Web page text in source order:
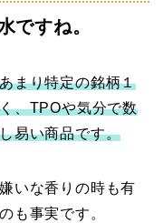
ですね。
まり特定の銘柄１
、TPOや気分で数
易い商品です。
いな香りの時も有
も事実です。